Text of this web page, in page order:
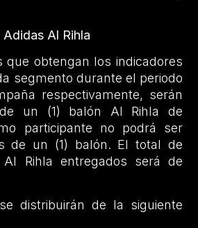
Al Rihla
que obtengan los indicadores
segmento durante el periodo
respectivamente, serán
un (1) balón Al Rihla de
participante no podrá ser
de un (1) balón. El total de
Al Rihla entregados será de
distribuirán de la siguiente